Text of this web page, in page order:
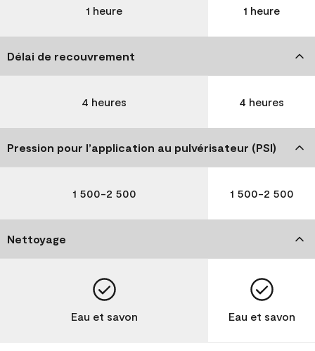
1 heure 1 heure
Délai de recouvrement
4 heures 4 heures
Pression pour l’application au pulvérisateur (PSI)
1 500-2 500 1 500-2 500
Nettoyage
Eau et savon Eau et savon